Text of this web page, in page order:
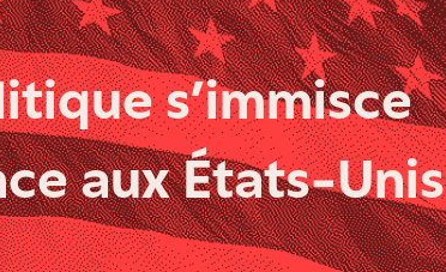
s’immisce
aux États-Unis